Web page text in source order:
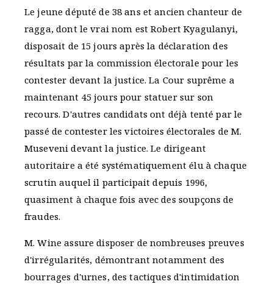
Le jeune député de 38 ans et ancien chanteur de
ragga, dont le vrai nom est Robert Kyagulanyi,
disposait de 15 jours après la déclaration des
résultats par la commission électorale pour les
contester devant la justice. La Cour suprême a
maintenant 45 jours pour statuer sur son
recours. D'autres candidats ont déjà tenté par le
passé de contester les victoires électorales de M.
Museveni devant la justice. Le dirigeant
autoritaire a été systématiquement élu à chaque
scrutin auquel il participait depuis 1996,
quasiment à chaque fois avec des soupçons de
fraudes.
M. Wine assure disposer de nombreuses preuves
d'irrégularités, démontrant notamment des
bourrages d'urnes, des tactiques d'intimidation